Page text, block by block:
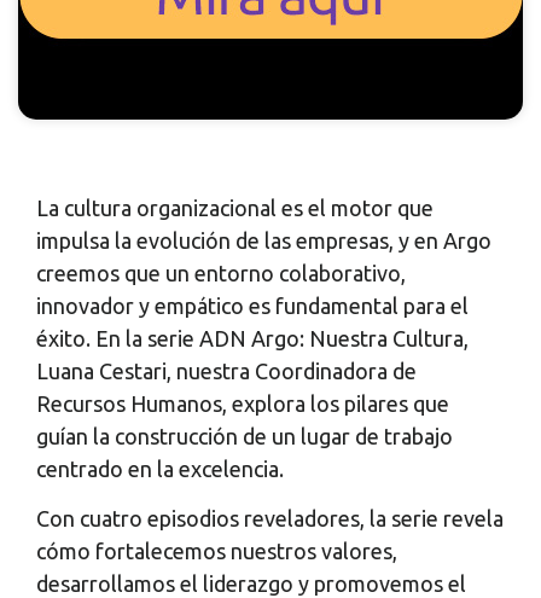
La cultura organizacional es el motor que
impulsa la evolución de las empresas, y en Argo
creemos que un entorno colaborativo,
innovador y empático es fundamental para el
éxito. En la serie ADN Argo: Nuestra Cultura,
Luana Cestari, nuestra Coordinadora de
Recursos Humanos, explora los pilares que
guían la construcción de un lugar de trabajo
centrado en la excelencia.
Con cuatro episodios reveladores, la serie revela
cómo fortalecemos nuestros valores,
desarrollamos el liderazgo y promovemos el